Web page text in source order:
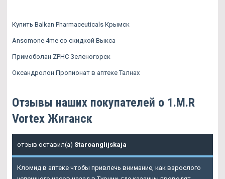
Купить Balkan Pharmaceuticals Крымск
Ansomone 4me со скидкой Выкса
Примоболан ZPHC Зеленогорск
Оксандролон Пропионат в аптеке Талнах
Отзывы наших покупателей о 1.M.R
Vortex Жиганск
отзыв оставил(а) Staroanglijskaja
Кломид в аптеке чтобы привлечь внимание, как взрослого